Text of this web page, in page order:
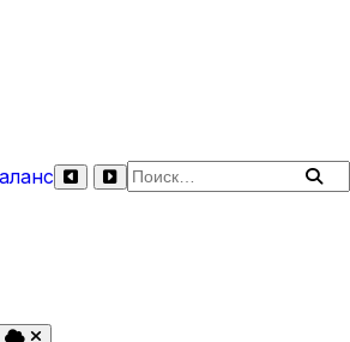
Поиск по сайту